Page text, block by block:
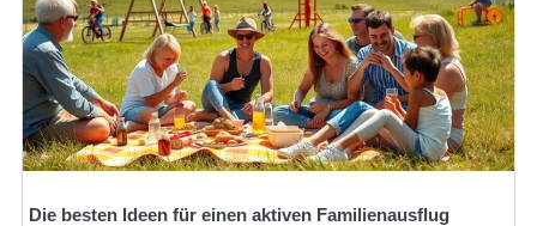
Die besten Ideen für einen aktiven Familienausflug